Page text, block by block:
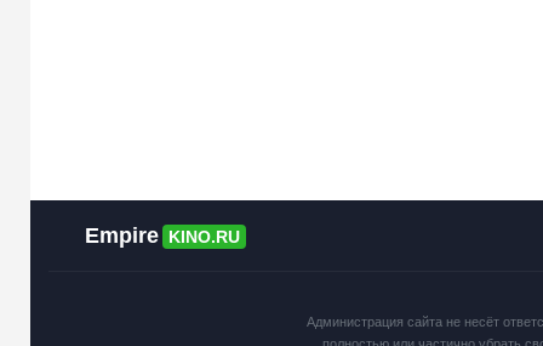
Empire KINO.RU
Администрация сайта не несёт